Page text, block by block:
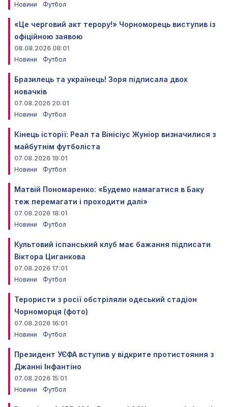
Новини
Футбол
«Це черговий акт терору!» Чорноморець виступив із
офіційною заявою
08.08.2026 08:01
Новини
Футбол
Бразилець та українець! Зоря підписала двох
новачків
07.08.2026 20:01
Новини
Футбол
Кінець історії: Реал та Вінісіус Жуніор визначилися з
майбутнім футболіста
07.08.2026 19:01
Новини
Футбол
Матвій Пономаренко: «Будемо намагатися в Баку
теж перемагати і проходити далі»
07.08.2026 18:01
Новини
Футбол
Культовий іспанський клуб має бажання підписати
Віктора Циганкова
07.08.2026 17:01
Новини
Футбол
Терористи з росії обстріляли одеський стадіон
Чорноморця (фото)
07.08.2026 16:01
Новини
Футбол
Президент УЄФА вступив у відкрите протистояння з
Джанні Інфантіно
07.08.2026 15:01
Новини
Футбол